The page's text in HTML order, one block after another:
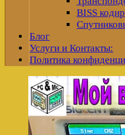
BISS
Блог
Услуги и Контакты:
Политика